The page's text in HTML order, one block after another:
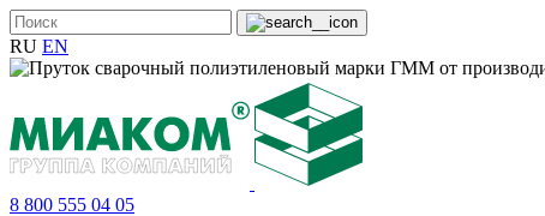
RU EN
8 800 555 04 05